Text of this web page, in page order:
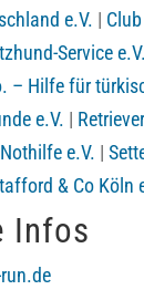
e.V. |
Service e.V.
– Hilfe für
e.V. |
e.V. |
& Co Köln
Infos